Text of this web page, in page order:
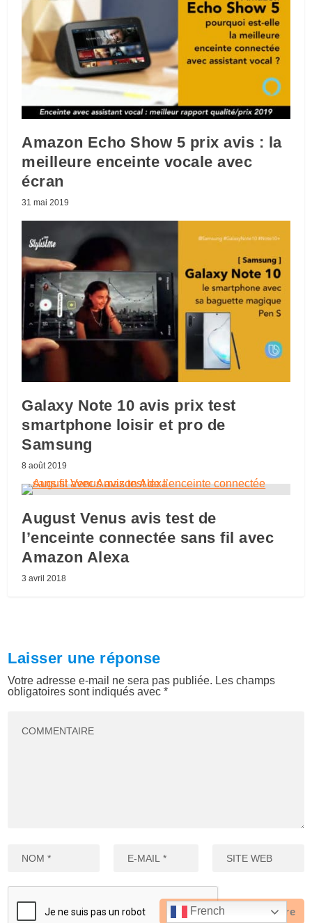
Amazon Echo Show 5 prix avis : la
meilleure enceinte vocale avec
écran
31 mai 2019
Galaxy Note 10 avis prix test
smartphone loisir et pro de
Samsung
8 août 2019
August Venus avis test de
l’enceinte connectée sans fil avec
Amazon Alexa
3 avril 2018
Laisser une réponse
Votre adresse e-mail ne sera pas publiée. Les champs
obligatoires sont indiqués avec*
French